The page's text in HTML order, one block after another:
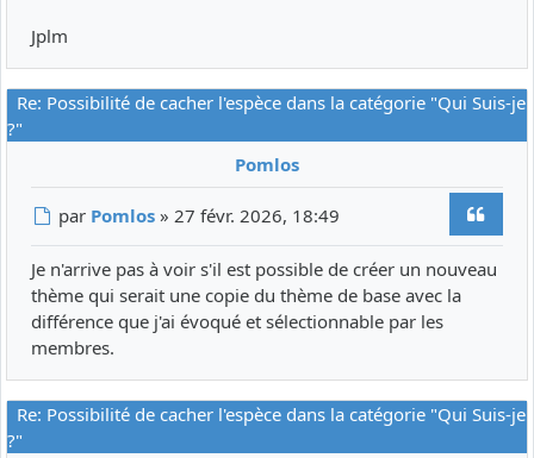
Jplm
Re: Possibilité de cacher l'espèce dans la catégorie "Qui Suis-je
?"
Pomlos
Message
par Pomlos »27 févr. 2026, 18:49
Je n'arrive pas à voir s'il est possible de créer un nouveau
thème qui serait une copie du thème de base avec la
différence que j'ai évoqué et sélectionnable par les
membres.
Re: Possibilité de cacher l'espèce dans la catégorie "Qui Suis-je
?"